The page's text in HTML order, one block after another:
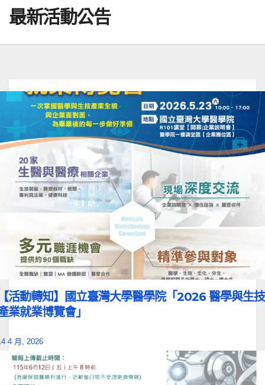
最新活動公告
活動轉知】國立臺灣大學醫學院「2026 醫學與生技
業就業博覽會」
4 月, 2026